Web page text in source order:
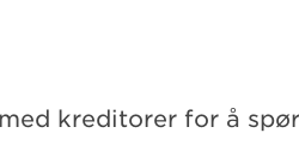
kreditorer for å